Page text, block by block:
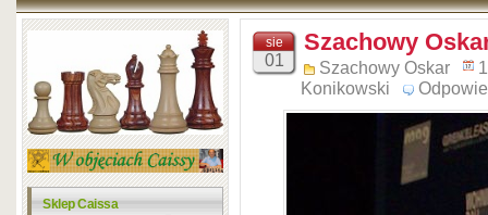
komentarzy
Sklep Caissa
sie
01
Szachowy
Szachowy Oskar
Konikowski